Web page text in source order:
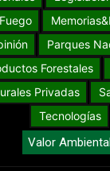
Parques
Forestales
Privadas
Tecnologías
Valor